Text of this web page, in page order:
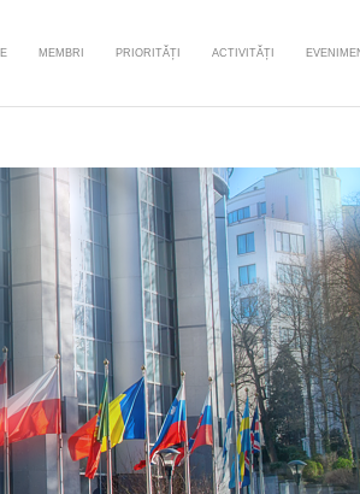
MEMBRI PRIORITĂȚI ACTIVITĂȚI